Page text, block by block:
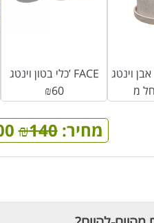
מחיר: ₪140
כלי בטון וינטג’ FACE
₪60